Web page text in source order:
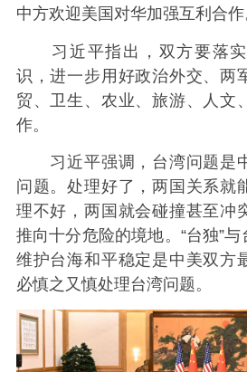
中方欢迎美国对华加强互利合作
习近平指出，双方要落实
识，进一步用好政治外交、两
贸、卫生、农业、旅游、人文
作。
习近平强调，台湾问题是
问题。处理好了，两国关系就
理不好，两国就会碰撞甚至冲
推向十分危险的境地。“台独”与
维护台海和平稳定是中美双方
必慎之又慎处理台湾问题。